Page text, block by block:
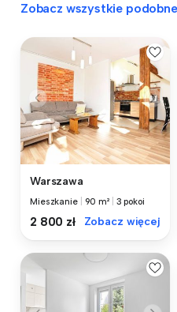
Zobacz wszystkie
Warszawa
Mieszkanie 90 m² 3 pokoi
2 800 zł Zobacz więcej